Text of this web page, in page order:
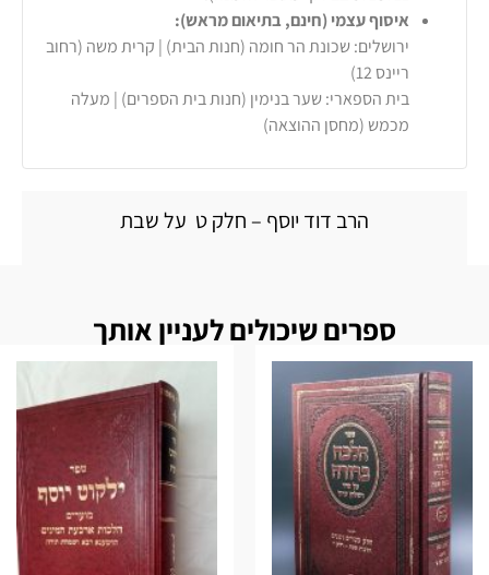
איסוף עצמי (חינם, בתיאום מראש):
ירושלים: שכונת הר חומה (חנות הבית) | קרית משה (רחוב
ריינס 12)
בית הספארי: שער בנימין (חנות בית הספרים) | מעלה
מכמש (מחסן ההוצאה)
הרב דוד יוסף – חלק ט על שבת
ספרים שיכולים לעניין אותך